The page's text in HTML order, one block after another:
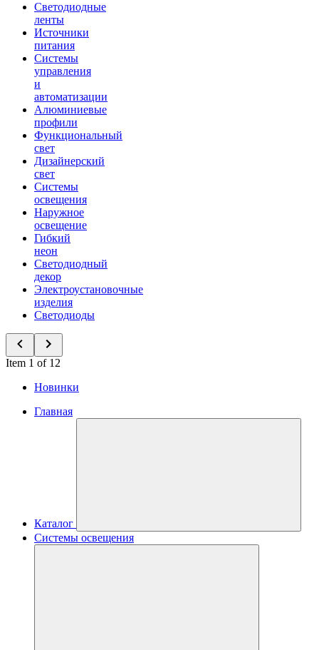
Светодиодные
ленты
Источники
питания
Системы
управления
и
автоматизации
Алюминиевые
профили
Функциональный
свет
Дизайнерский
свет
Системы
освещения
Наружное
освещение
Гибкий
неон
Светодиодный
декор
Электроустановочные
изделия
Светодиоды
Item 1 of 12
Новинки
Главная
Каталог
Системы освещения